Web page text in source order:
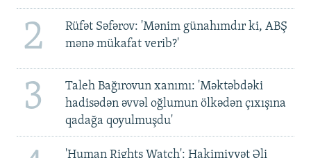
2
Rüfət Səfərov: 'Mənim günahımdır ki, ABŞ
mənə mükafat verib?'
3
Taleh Bağırovun xanımı: 'Məktəbdəki
hadisədən əvvəl oğlumun ölkədən çıxışına
qadağa qoyulmuşdu'
'Human Rights Watch': Hakimiyyət Əli